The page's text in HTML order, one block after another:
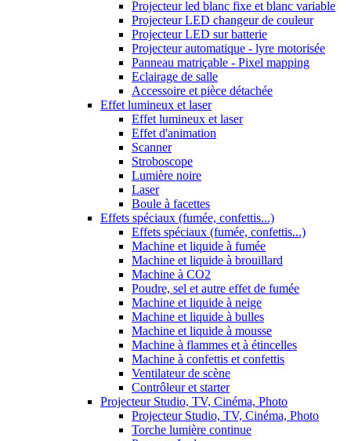
Projecteur led blanc fixe et blanc variable
Projecteur LED changeur de couleur
Projecteur LED sur batterie
Projecteur automatique - lyre motorisée
Panneau matriçable - Pixel mapping
Eclairage de salle
Accessoire et pièce détachée
Effet lumineux et laser
Effet lumineux et laser
Effet d'animation
Scanner
Stroboscope
Lumière noire
Laser
Boule à facettes
Effets spéciaux (fumée, confettis...)
Effets spéciaux (fumée, confettis...)
Machine et liquide à fumée
Machine et liquide à brouillard
Machine à CO2
Poudre, sel et autre effet de fumée
Machine et liquide à neige
Machine et liquide à bulles
Machine et liquide à mousse
Machine à flammes et à étincelles
Machine à confettis et confettis
Ventilateur de scène
Contrôleur et starter
Projecteur Studio, TV, Cinéma, Photo
Projecteur Studio, TV, Cinéma, Photo
Torche lumière continue